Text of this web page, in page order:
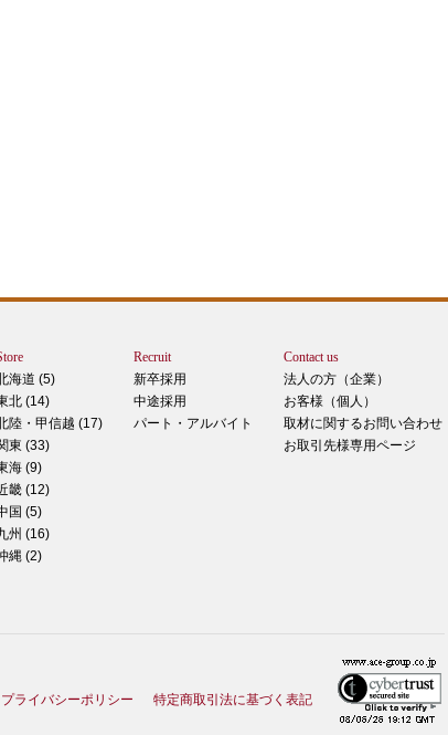
海道 (5)
北 (14)
陸・甲信越 (17)
東 (33)
海 (9)
畿 (12)
国 (5)
州 (16)
縄 (2)
Recruit
新卒採用
中途採用
パート・アルバイト
Contact us
法人の方（企業）
お客様（個人）
取材に関するお問い合わせ
お取引先様専用ページ
プライバシーポリシー 特定商取引法に基づく表記